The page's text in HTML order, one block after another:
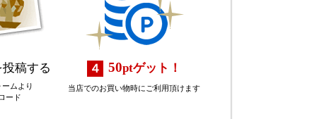
稿する
ムより
ード
50ptゲット！
当店でのお買い物時にご利用頂けます